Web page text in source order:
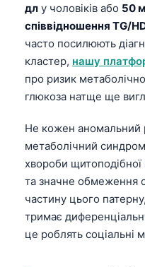
дл у чоловіків або 50
співвідношення TG/
часто посилюють
кластер, нашу
про ризик
глюкоза натще ще
Не кожен аномальний
метаболічний
хвороби
та значне обмеження
частину цього
тримає
це роблять соціальні
Татар теле
Беларуская мова
Esperanto
Frysk
Ślōnskŏ gŏdka